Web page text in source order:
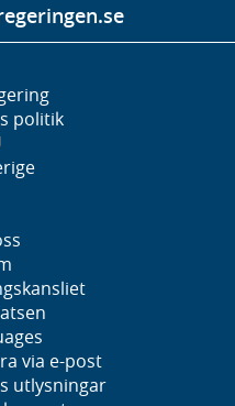
politik
via e-post
utlysningar